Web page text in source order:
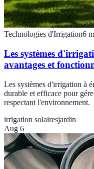
Technologies d'Irrigation6
Les systèmes
avantages et
Les systèmes d'irrigation à
durable et efficace pour
respectant l'environnement.
irrigation solairesjardin
Aug 6